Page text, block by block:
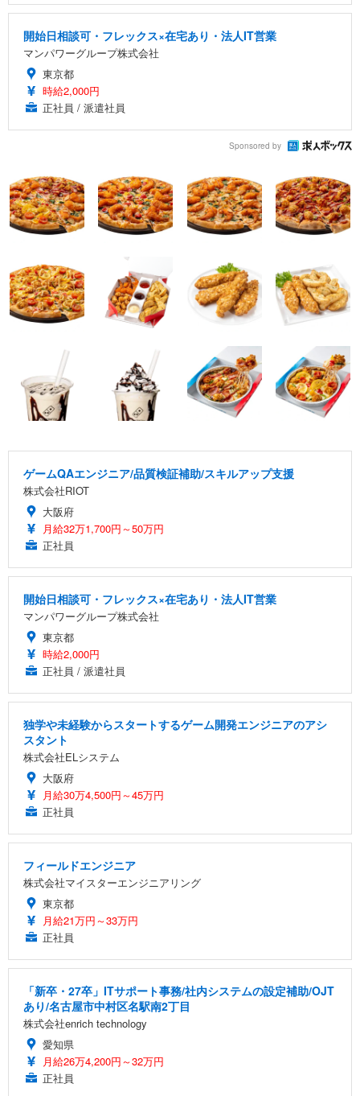
開始日相談可・フレックス×在宅あり・法人IT営業
マンパワーグループ株式会社
東京都
時給2,000円
正社員 / 派遣社員
Sponsored by
ゲームQAエンジニア/品質検証補助/スキルアップ支援
株式会社RIOT
大阪府
月給32万1,700円～50万円
正社員
開始日相談可・フレックス×在宅あり・法人IT営業
マンパワーグループ株式会社
東京都
時給2,000円
正社員 / 派遣社員
独学や未経験からスタートするゲーム開発エンジニアのアシ
スタント
株式会社ELシステム
大阪府
月給30万4,500円～45万円
正社員
フィールドエンジニア
株式会社マイスターエンジニアリング
東京都
月給21万円～33万円
正社員
「新卒・27卒」ITサポート事務/社内システムの設定補助/OJT
あり/名古屋市中村区名駅南2丁目
株式会社enrich technology
愛知県
月給26万4,200円～32万円
正社員